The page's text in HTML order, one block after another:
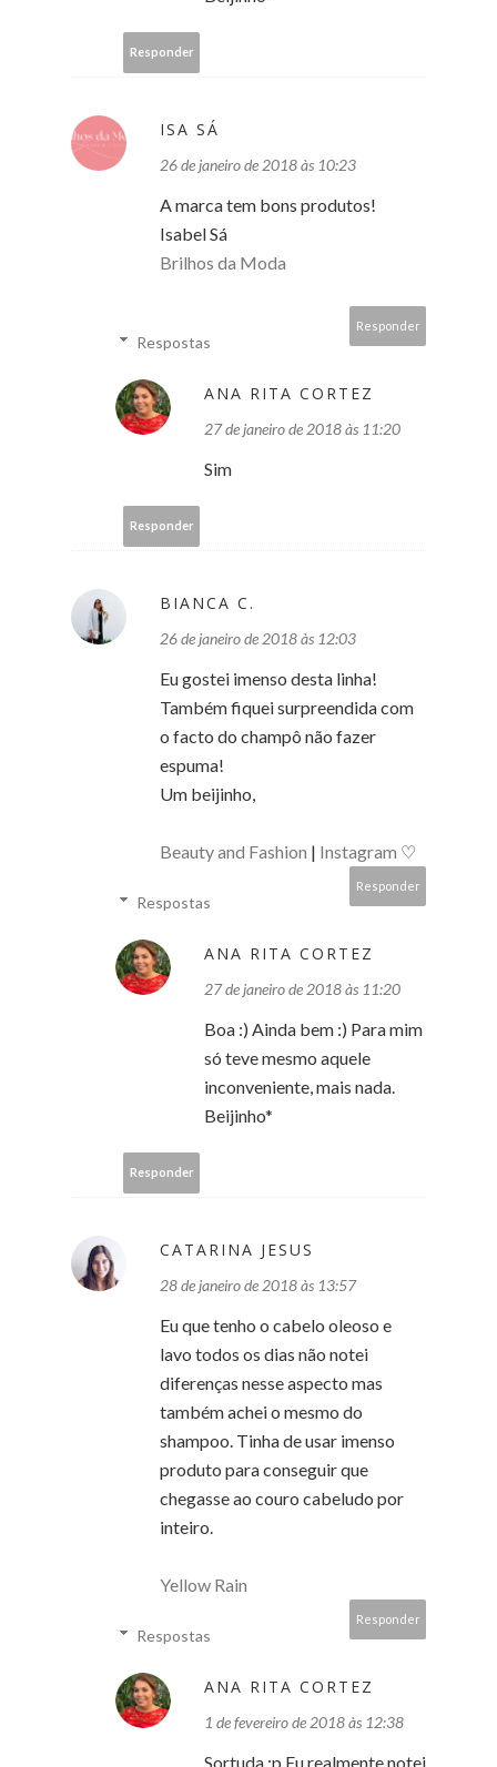
Responder
ISA SÁ
26 de janeiro de 2018 às 10:23
A marca tem bons produtos!
Isabel Sá
Brilhos da Moda
Responder
Respostas
ANA RITA CORTEZ
27 de janeiro de 2018 às 11:20
Sim
Responder
BIANCA C.
26 de janeiro de 2018 às 12:03
Eu gostei imenso desta linha!
Também fiquei surpreendida com
o facto do champô não fazer
espuma!
Um beijinho,
Beauty and Fashion | Instagram ♡
Responder
Respostas
ANA RITA CORTEZ
27 de janeiro de 2018 às 11:20
Boa :) Ainda bem :) Para mim
só teve mesmo aquele
inconveniente, mais nada.
Beijinho*
Responder
CATARINA JESUS
28 de janeiro de 2018 às 13:57
Eu que tenho o cabelo oleoso e
lavo todos os dias não notei
diferenças nesse aspecto mas
também achei o mesmo do
shampoo. Tinha de usar imenso
produto para conseguir que
chegasse ao couro cabeludo por
inteiro.
Yellow Rain
Responder
Respostas
ANA RITA CORTEZ
1 de fevereiro de 2018 às 12:38
Sortuda :p Eu realmente notei